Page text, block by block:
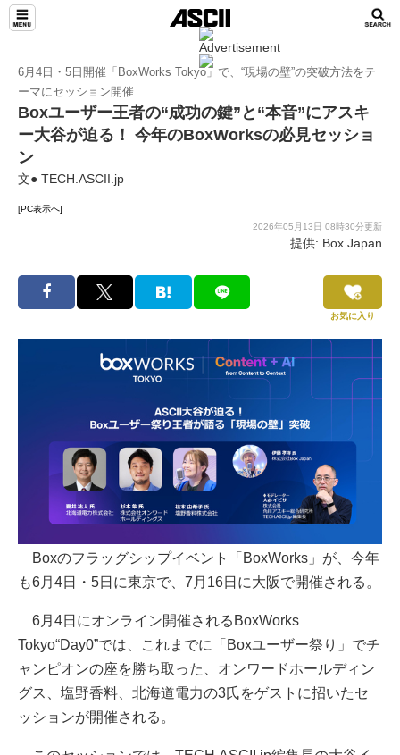
6月4日・5日開催「BoxWorks Tokyo」で、“現場の壁”の突破方法をテ
ーマにセッション開催
Boxユーザー王者の“成功の鍵”と“本音”にアスキ
ー大谷が迫る！ 今年のBoxWorksの必見セッショ
ン
文● TECH.ASCII.jp
[PC表示へ]
2026年05月13日 08時30分更新
提供: Box Japan
お気に入り
Boxのフラッグシップイベント「BoxWorks」が、今年
も6月4日・5日に東京で、7月16日に大阪で開催される。
6月4日にオンライン開催されるBoxWorks
Tokyo“Day0”では、これまでに「Boxユーザー祭り」でチ
ャンピオンの座を勝ち取った、オンワードホールディン
グス、塩野香料、北海道電力の3氏をゲストに招いたセ
ッションが開催される。